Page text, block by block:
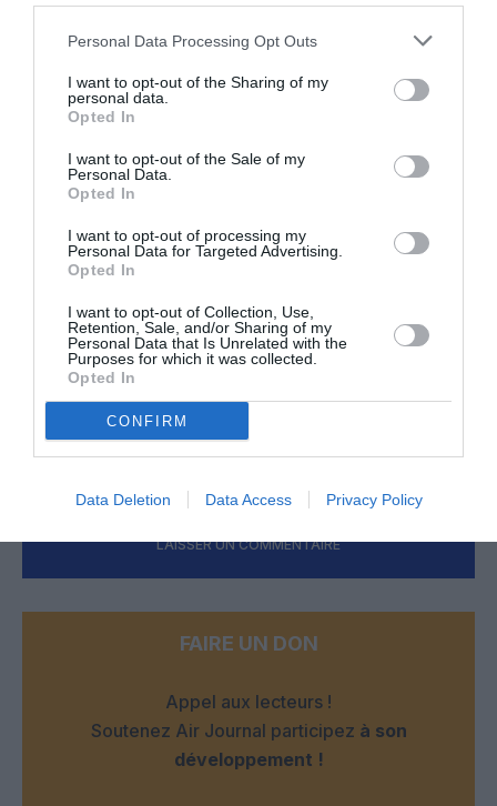
Personal Data Processing Opt Outs
I want to opt-out of the Sharing of my
personal data.
Opted In
I want to opt-out of the Sale of my
Personal Data.
Opted In
I want to opt-out of processing my
Personal Data for Targeted Advertising.
Opted In
I want to opt-out of Collection, Use,
Retention, Sale, and/or Sharing of my
Personal Data that Is Unrelated with the
Purposes for which it was collected.
Opted In
CONFIRM
Data Deletion Data Access Privacy Policy
dans l’envoi, surtout si on voyage à plusieurs
RÉPONDRE
Did2Parisa commenté :
23 avril 2022 - 11 h 02
min
ne pas manquer de rigueur dans les documents
dont j’ai besoin pour me rendre dans mon pays de
enregistrement au comptoir SkyPriority il m’a été
demander de montrer les documents que j’avais
déjà envoyés via le service Ready to Fly. Cela n’est
peut-être pas votre cas, mais je ne fais que relater
LAISSER UN COMMENTAIRE
FAIRE UN DON
Appel aux lecteurs !
Soutenez Air Journal participez à son
développement !